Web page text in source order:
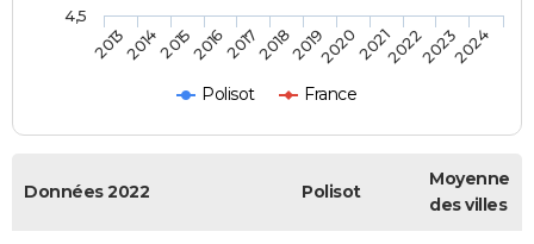
Polisot France
201320142015201620172018201920202021202220232024
4,5
Données 2022 Polisot
Moyenne
des villes